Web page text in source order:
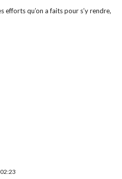
efforts qu’on a faits pour s’y rendre,